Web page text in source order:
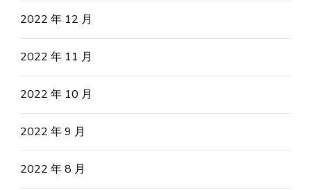
2022 年 12 月
2022 年 11 月
2022 年 10 月
2022 年 9 月
2022 年 8 月